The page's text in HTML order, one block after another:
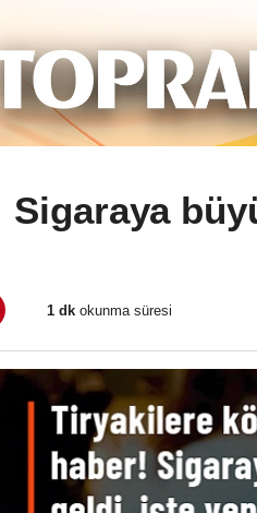
Sigaraya
1 dk okunma süresi